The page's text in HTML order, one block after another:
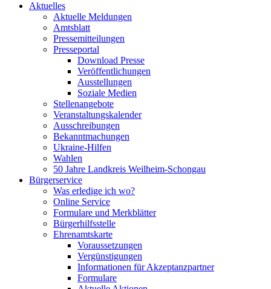
Aktuelles
Aktuelle Meldungen
Amtsblatt
Pressemitteilungen
Presseportal
Download Presse
Veröffentlichungen
Ausstellungen
Soziale Medien
Stellenangebote
Veranstaltungskalender
Ausschreibungen
Bekanntmachungen
Ukraine-Hilfen
Wahlen
50 Jahre Landkreis Weilheim-Schongau
Bürgerservice
Was erledige ich wo?
Online Service
Formulare und Merkblätter
Bürgerhilfsstelle
Ehrenamtskarte
Voraussetzungen
Vergünstigungen
Informationen für Akzeptanzpartner
Formulare